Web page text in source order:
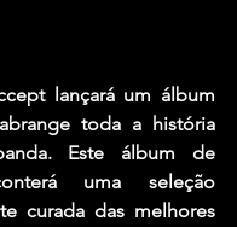
lançará um álbum
toda a história
Este álbum de
uma seleção
curada das melhores